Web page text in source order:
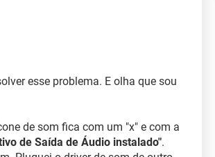
esse problema. E olha que sou
de som fica com um "x" e com a
de Saída de Áudio instalado".